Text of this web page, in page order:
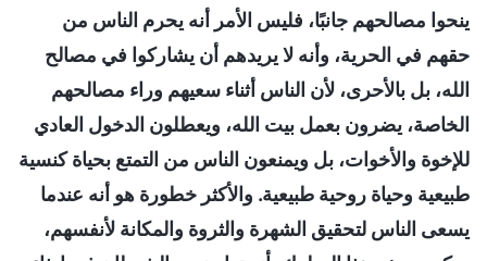
ينحوا مصالحهم جانبًا، فليس الأمر أنه يحرم الناس من
حقهم في الحرية، وأنه لا يريدهم أن يشاركوا في مصالح
الله، بل بالأحرى، لأن الناس أثناء سعيهم وراء مصالحهم
الخاصة، يضرون بعمل بيت الله، ويعطلون الدخول العادي
للإخوة والأخوات، بل ويمنعون الناس من التمتع بحياة كنسية
طبيعية وحياة روحية طبيعية. والأكثر خطورة هو أنه عندما
يسعى الناس لتحقيق الشهرة والثروة والمكانة لأنفسهم،